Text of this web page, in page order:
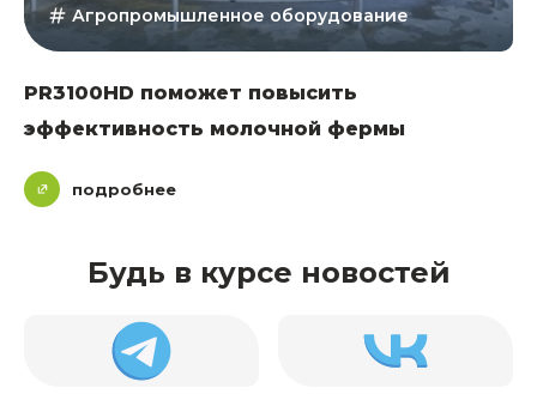
Агропромышленное оборудование
PR3100HD поможет повысить
эффективность молочной фермы
подробнее
Будь в курсе новостей